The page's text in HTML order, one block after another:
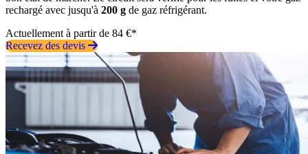
rechargé avec jusqu'à 200 g de gaz réfrigérant.
Actuellement à partir de 84 €*
Recevez des devis